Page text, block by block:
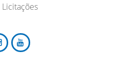
Licitações